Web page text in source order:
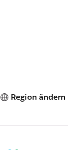
Region ändern